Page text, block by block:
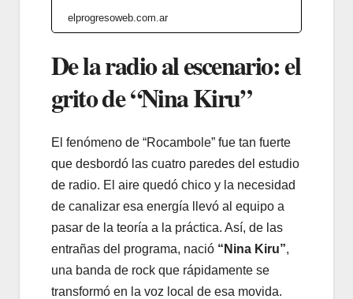
elprogresoweb.com.ar
De la radio al escenario: el
grito de “Nina Kiru”
El fenómeno de “Rocambole” fue tan fuerte
que desbordó las cuatro paredes del estudio
de radio. El aire quedó chico y la necesidad
de canalizar esa energía llevó al equipo a
pasar de la teoría a la práctica. Así, de las
entrañas del programa, nació “Nina Kiru”,
una banda de rock que rápidamente se
transformó en la voz local de esa movida.